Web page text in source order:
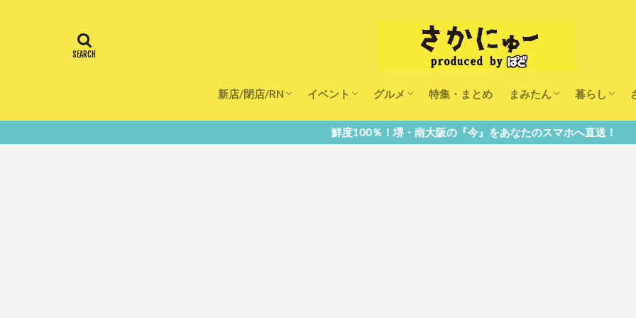
新店/閉店/RN イベント
キッズ
グルメ
ランチ
カフェ
特集・まとめ まみたん
まみたんイベント・おで
習い事・キャンペーン
幼稚園・こども園・保育
暮らし
医療
美容・健康
大人の習い
キッズ
子供の教育
子供の習い
おしごと
鮮度100％！堺・南大阪の『今』をあなたのスマホへ直送！